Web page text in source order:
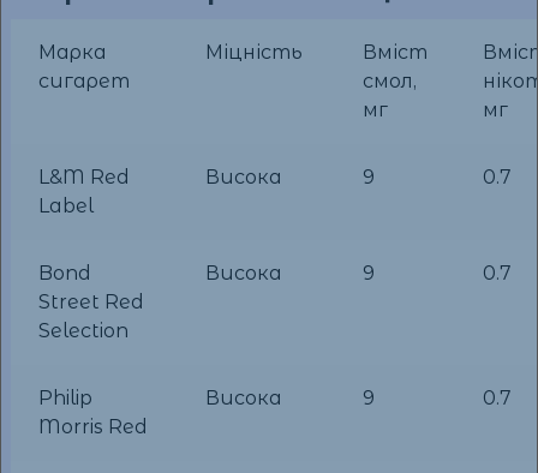
Марка
сигарет
Міцність
Вміст
смол,
мг
мг
L&M Red
Label
Висока 9 0.7
Bond
Street Red
Selection
Висока 9 0.7
Philip
Morris Red
Висока 9 0.7